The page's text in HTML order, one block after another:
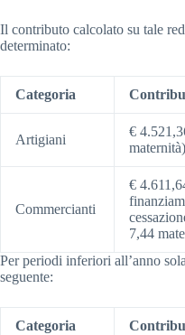
Il contributo calcolato su tale
determinato:
Categoria
Artigiani
€
maternità)
Commercianti
€
7,44
Per periodi inferiori all’anno
seguente:
Categoria